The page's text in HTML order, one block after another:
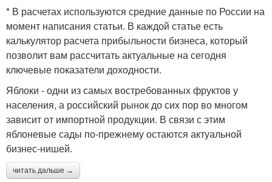
* В расчетах используются средние данные по России на
момент написания статьи. В каждой статье есть
калькулятор расчета прибыльности бизнеса, который
позволит вам рассчитать актуальные на сегодня
ключевые показатели доходности.
Яблоки - одни из самых востребованных фруктов у
населения, а российский рынок до сих пор во многом
зависит от импортной продукции. В связи с этим
яблоневые сады по-прежнему остаются актуальной
бизнес-нишей.
читать дальше →